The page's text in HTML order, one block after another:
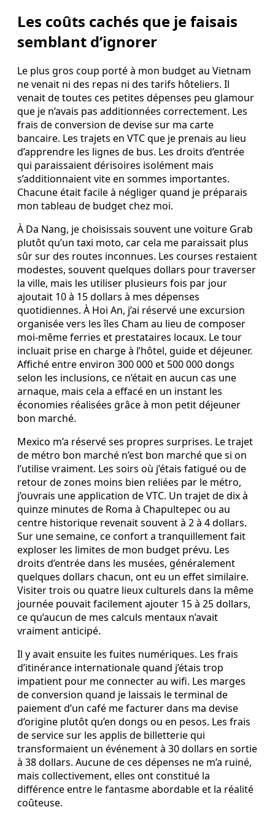
Les coûts cachés que je faisais
semblant d’ignorer
Le plus gros coup porté à mon budget au Vietnam
ne venait ni des repas ni des tarifs hôteliers. Il
venait de toutes ces petites dépenses peu glamour
que je n’avais pas additionnées correctement. Les
frais de conversion de devise sur ma carte
bancaire. Les trajets en VTC que je prenais au lieu
d’apprendre les lignes de bus. Les droits d’entrée
qui paraissaient dérisoires isolément mais
s’additionnaient vite en sommes importantes.
Chacune était facile à négliger quand je préparais
mon tableau de budget chez moi.
À Da Nang, je choisissais souvent une voiture Grab
plutôt qu’un taxi moto, car cela me paraissait plus
sûr sur des routes inconnues. Les courses restaient
modestes, souvent quelques dollars pour traverser
la ville, mais les utiliser plusieurs fois par jour
ajoutait 10 à 15 dollars à mes dépenses
quotidiennes. À Hoi An, j’ai réservé une excursion
organisée vers les îles Cham au lieu de composer
moi-même ferries et prestataires locaux. Le tour
incluait prise en charge à l’hôtel, guide et déjeuner.
Affiché entre environ 300 000 et 500 000 dongs
selon les inclusions, ce n’était en aucun cas une
arnaque, mais cela a effacé en un instant les
économies réalisées grâce à mon petit déjeuner
bon marché.
Mexico m’a réservé ses propres surprises. Le trajet
de métro bon marché n’est bon marché que si on
l’utilise vraiment. Les soirs où j’étais fatigué ou de
retour de zones moins bien reliées par le métro,
j’ouvrais une application de VTC. Un trajet de dix à
quinze minutes de Roma à Chapultepec ou au
centre historique revenait souvent à 2 à 4 dollars.
Sur une semaine, ce confort a tranquillement fait
exploser les limites de mon budget prévu. Les
droits d’entrée dans les musées, généralement
quelques dollars chacun, ont eu un effet similaire.
Visiter trois ou quatre lieux culturels dans la même
journée pouvait facilement ajouter 15 à 25 dollars,
ce qu’aucun de mes calculs mentaux n’avait
vraiment anticipé.
Il y avait ensuite les fuites numériques. Les frais
d’itinérance internationale quand j’étais trop
impatient pour me connecter au wifi. Les marges
de conversion quand je laissais le terminal de
paiement d’un café me facturer dans ma devise
d’origine plutôt qu’en dongs ou en pesos. Les frais
de service sur les applis de billetterie qui
transformaient un événement à 30 dollars en sortie
à 38 dollars. Aucune de ces dépenses ne m’a ruiné,
mais collectivement, elles ont constitué la
différence entre le fantasme abordable et la réalité
coûteuse.